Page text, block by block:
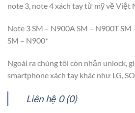
note 3, note 4 xách tay từ mỹ về Việt
Note 3 SM – N900A SM – N900T
SM – N900*
Ngoài ra chúng tôi còn nhận unlock,
smartphone xách tay khác như LG,
Liên hệ 0 (0)